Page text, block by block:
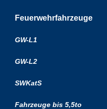
Feuerwehrfahrzeuge
GW-L1
GW-L2
SWKatS
Fahrzeuge bis 5,5to